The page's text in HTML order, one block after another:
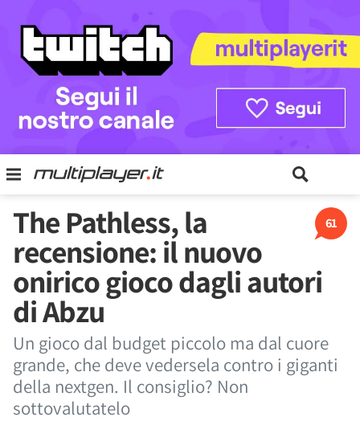
61
The Pathless, la
recensione: il nuovo
onirico gioco dagli autori
di Abzu
Un gioco dal budget piccolo ma dal cuore
grande, che deve vedersela contro i giganti
della nextgen. Il consiglio? Non
sottovalutatelo